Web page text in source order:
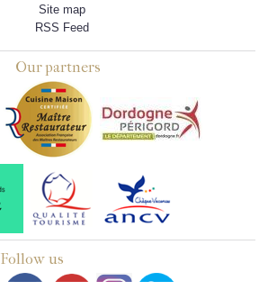
Site map
RSS Feed
Our partners
Follow us